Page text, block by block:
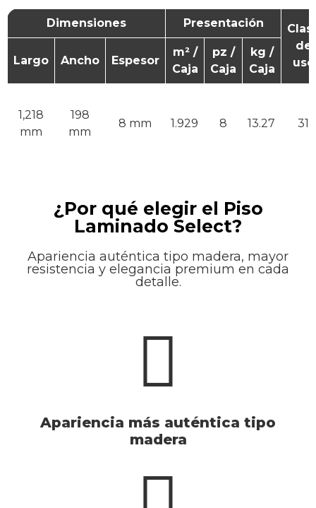
Dimensiones Presentación
de
uso
Largo Ancho Espesor
m² /
Caja
pz /
Caja
kg /
Caja
1,218
mm
198
mm
8 mm 1.929 8 13.27 31
¿Por qué elegir el Piso
Laminado Select?
Apariencia auténtica tipo madera, mayor
resistencia y elegancia premium en cada
detalle.
Apariencia más auténtica tipo
madera